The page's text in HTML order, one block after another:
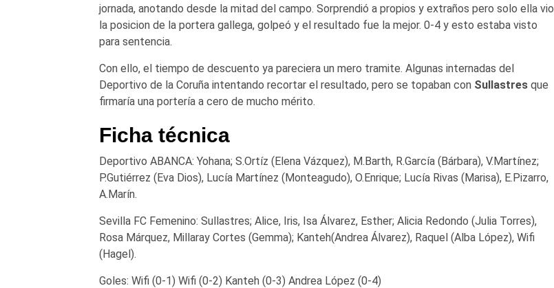
jornada, anotando desde la mitad del campo. Sorprendió a propios y extraños pero solo ella vio
la posicion de la portera gallega, golpeó y el resultado fue la mejor. 0-4 y esto estaba visto
para sentencia.
Con ello, el tiempo de descuento ya pareciera un mero tramite. Algunas internadas del
Deportivo de la Coruña intentando recortar el resultado, pero se topaban con Sullastresque
firmaría una portería a cero de mucho mérito.
Ficha técnica
Deportivo ABANCA: Yohana; S.Ortíz (Elena Vázquez), M.Barth, R.García (Bárbara), V.Martínez;
P.Gutiérrez (Eva Dios), Lucía Martínez (Monteagudo), O.Enrique; Lucía Rivas (Marisa), E.Pizarro,
A.Marín.
Sevilla FC Femenino: Sullastres; Alice, Iris, Isa Álvarez, Esther; Alicia Redondo (Julia Torres),
Rosa Márquez, Millaray Cortes (Gemma); Kanteh(Andrea Álvarez), Raquel (Alba López), Wifi
(Hagel).
Goles: Wifi (0-1) Wifi (0-2) Kanteh (0-3) Andrea López (0-4)